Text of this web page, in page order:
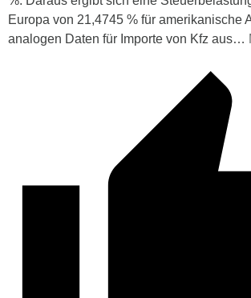
Europa von 21,4745 % für amerikanische
analogen Daten für Importe von Kfz aus…